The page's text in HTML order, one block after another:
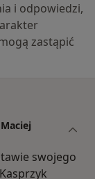
i odpowiedzi,
zastąpić
swojego